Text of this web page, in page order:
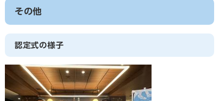
その他
認定式の様子